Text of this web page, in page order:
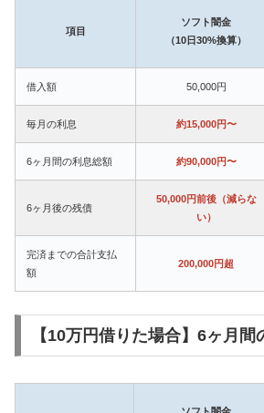
項目
ソフト闇金
（10日30%換算）
借入額 50,000円
毎月の利息 約15,000円〜
6ヶ月間の利息総額 約90,000円〜
6ヶ月後の残債
50,000円前後（減らな
い）
完済までの合計支払
額
200,000円超
【10万円借りた場合】6ヶ月間